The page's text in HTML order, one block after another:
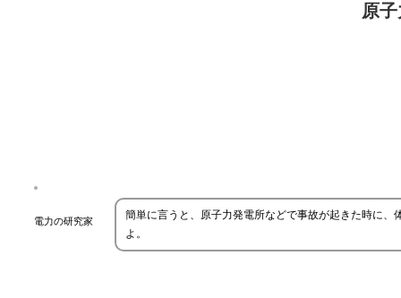
原
電力の研究家
簡単に言うと、原子力発電所などで事故が起きた時に
よ。